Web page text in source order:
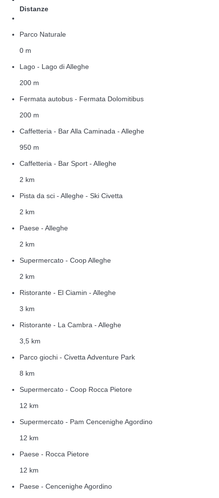
Distanze
Parco Naturale
0 m
Lago - Lago di Alleghe
200 m
Fermata autobus - Fermata Dolomitibus
200 m
Caffetteria - Bar Alla Caminada - Alleghe
950 m
Caffetteria - Bar Sport - Alleghe
2 km
Pista da sci - Alleghe - Ski Civetta
2 km
Paese - Alleghe
2 km
Supermercato - Coop Alleghe
2 km
Ristorante - El Ciamin - Alleghe
3 km
Ristorante - La Cambra - Alleghe
3,5 km
Parco giochi - Civetta Adventure Park
8 km
Supermercato - Coop Rocca Pietore
12 km
Supermercato - Pam Cencenighe Agordino
12 km
Paese - Rocca Pietore
12 km
Paese - Cencenighe Agordino